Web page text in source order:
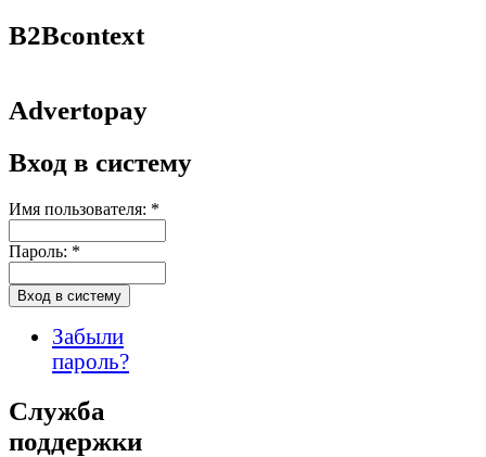
B2Bcontext
Advertopay
Вход в систему
Имя пользователя: *
Пароль: *
Забыли
пароль?
Служба
поддержки